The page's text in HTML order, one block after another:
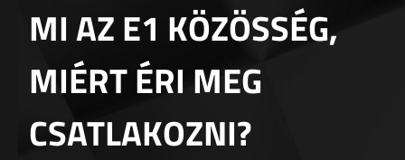
MI AZ E1 KÖZÖSSÉG,
MIÉRT ÉRI MEG
CSATLAKOZNI?